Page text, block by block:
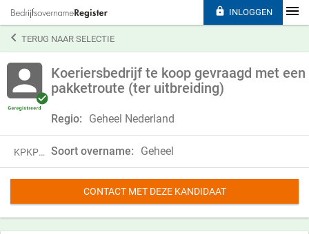
TERUG NAAR SELECTIE
Koeriersbedrijf te koop gevraagd met een
pakketroute (ter uitbreiding)
Regio: Geheel Nederland
KPKP23LTH27B Soort overname: Geheel
CONTACT MET DEZE KANDIDAAT
 INLOGGEN